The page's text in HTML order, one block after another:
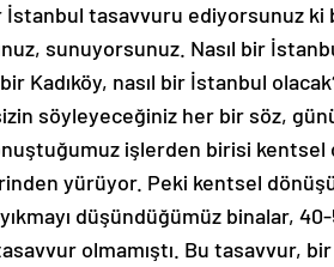
İstanbul tasavvuru ediyorsunuz
sunuyorsunuz. Nasıl bir
Kadıköy, nasıl bir İstanbul
söyleyeceğiniz her bir söz,
işlerden birisi
yürüyor. Peki kentsel
düşündüğümüz binalar, 40-
olmamıştı. Bu tasavvur,